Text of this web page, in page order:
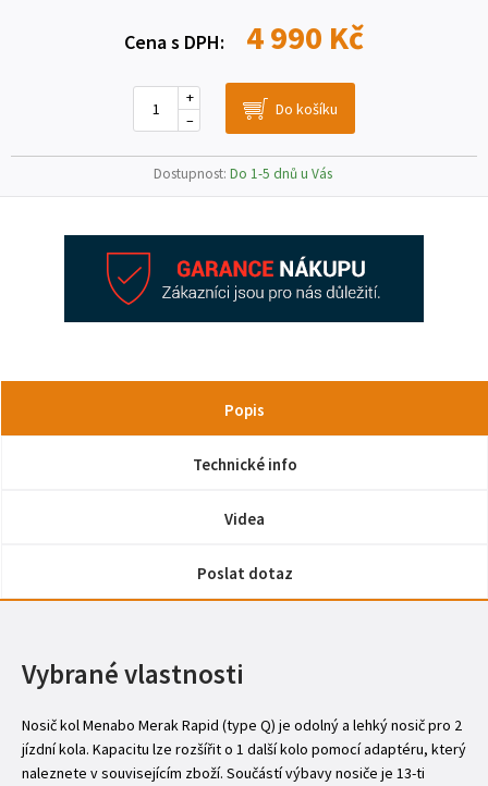
Cena s DPH: 4 990 Kč
–
+
Dostupnost: Do 1-5 dnů u Vás
Popis
Technické info
Videa
Poslat dotaz
Vybrané vlastnosti
Nosič kol Menabo Merak Rapid (type Q) je odolný a lehký nosič pro 2
jízdní kola. Kapacitu lze rozšířit o 1 další kolo pomocí adaptéru, který
naleznete v souvisejícím zboží. Součástí výbavy nosiče je 13-ti